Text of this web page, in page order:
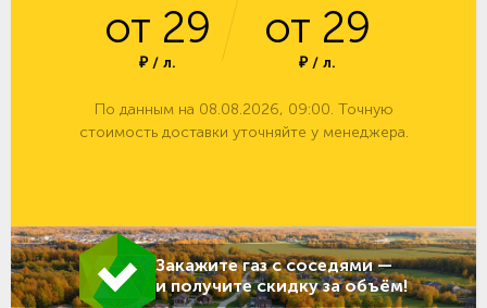
от 29
₽ / л.
от 29
₽ / л.
По данным на 08.08.2026, 09:00. Точную
стоимость доставки уточняйте у менеджера.
Закажите газ с соседями —
и получите скидку за объём!